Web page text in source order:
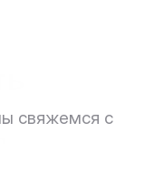
свяжемся с